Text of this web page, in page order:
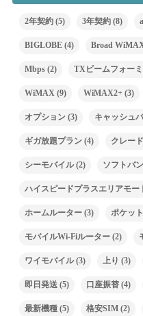
2年契約(5) 3年契約(8)
BIGLOBE(4) Broad
Mbps(2) TXビームフォー
WiMAX (9) WiMAX2+(3)
オプション(3) キャッシュ
ギガ放題プラン(4) クレー
シーモバイル(2) ソフトバ
ハイスピードプラスエリアモー
ホームルーター(3) ポケッ
モバイルWi-Fiルーター(2)
ワイモバイル(3) 上り (3)
即日発送(5) 口座振替(4)
最新機種(5) 格安SIM(2)